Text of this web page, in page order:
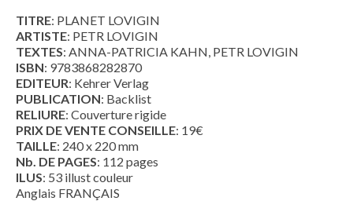
TITRE: PLANET LOVIGIN
ARTISTE: PETR LOVIGIN
TEXTES: ANNA-PATRICIA KAHN, PETR LOVIGIN
ISBN: 9783868282870
EDITEUR: Kehrer Verlag
PUBLICATION: Backlist
RELIURE: Couverture rigide
PRIX DE VENTE CONSEILLE: 19€
TAILLE: 240 x 220 mm
Nb. DE PAGES: 112 pages
ILUS: 53 illust couleur
Anglais FRANÇAIS